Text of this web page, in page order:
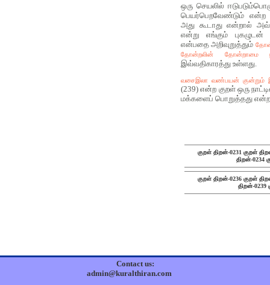
ஒரு செயலில்
பெயர்பெறவேண்டும்
அது கூடாது என்றால்
என்று எங்கும்
என்பதை அறிவுறுத்தும்
தோன்றலின் தோன்றாமை
இவ்வதிகாரத்து உள்ளது.
வசைஇலா வண்பயன் குன்றும்
(239) என்ற குறள் ஒரு
மக்களைப் பொறுத்தது என்ற
குறள் திறன்-0231 குறள்
திறன்-0234
குறள் திறன்-0236 குறள்
திறன்-0239
Contact us:
admin@kuralthiran.com